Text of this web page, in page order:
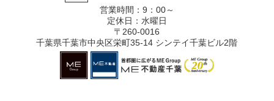
営業時間：9：00～
定休日：水曜日
〒260-0016
千葉県千葉市中央区栄町35-14 シンテイ千葉ビル2階